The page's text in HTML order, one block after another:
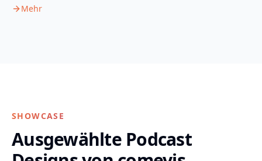
Mehr
SHOWCASE
Ausgewählte Podcast